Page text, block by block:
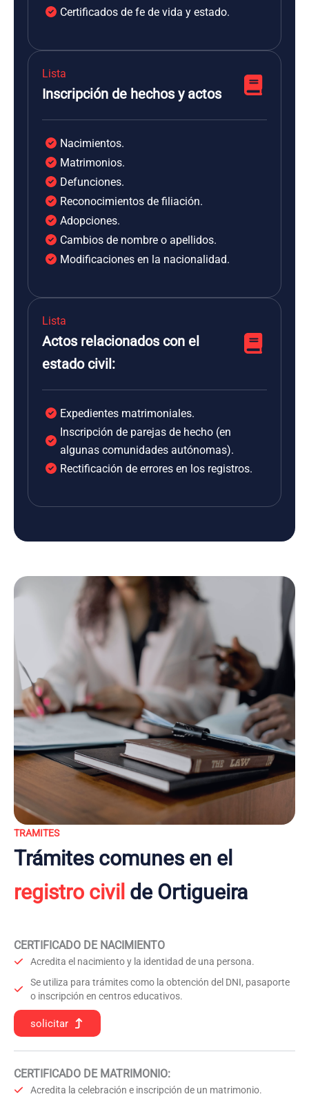
Certificados de fe de vida y estado.
Lista
Inscripción de hechos y actos
Nacimientos.
Matrimonios.
Defunciones.
Reconocimientos de filiación.
Adopciones.
Cambios de nombre o apellidos.
Modificaciones en la nacionalidad.
Lista
Actos relacionados con el
estado civil:
Expedientes matrimoniales.
Inscripción de parejas de hecho (en
algunas comunidades autónomas).
Rectificación de errores en los registros.
TRAMITES
Trámites comunes en el
registro civil de Ortigueira
CERTIFICADO DE NACIMIENTO
Acredita el nacimiento y la identidad de una persona.
Se utiliza para trámites como la obtención del DNI, pasaporte
o inscripción en centros educativos.
solicitar
CERTIFICADO DE MATRIMONIO:
Acredita la celebración e inscripción de un matrimonio.